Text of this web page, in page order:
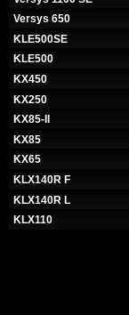
Versys 650
KLE500SE
KLE500
KX450
KX250
KX85-II
KX85
KX65
KLX140R F
KLX140R L
KLX110